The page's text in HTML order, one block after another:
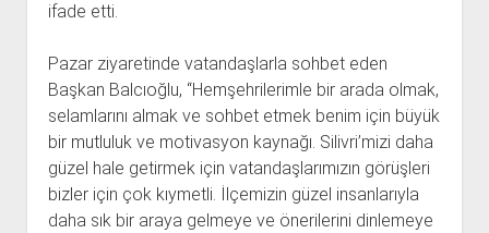
ifade etti.
Pazar ziyaretinde vatandaşlarla sohbet eden
Başkan Balcıoğlu, “Hemşehrilerimle bir arada olmak,
selamlarını almak ve sohbet etmek benim için büyük
bir mutluluk ve motivasyon kaynağı. Silivri’mizi daha
güzel hale getirmek için vatandaşlarımızın görüşleri
bizler için çok kıymetli. İlçemizin güzel insanlarıyla
daha sık bir araya gelmeye ve önerilerini dinlemeye